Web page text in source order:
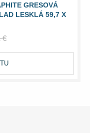
GRESOVÁ
LESKLÁ 59,7 X
€